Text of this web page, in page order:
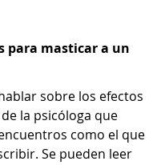
para masticar a un
sobre los efectos
la psicóloga que
como el que
Se pueden leer